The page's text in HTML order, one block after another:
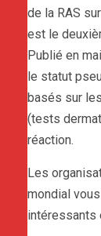
de la RAS
est le
Publié en
le statut
basés sur
(tests
réaction.
Les
mondial
intéressants